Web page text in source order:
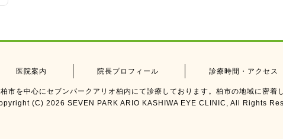
医院案内 院長プロフィール 診療時間・アクセス
市を中心にセブンパークアリオ柏内にて診療しております。柏市の地域に密着
(C) 2026 SEVEN PARK ARIO KASHIWA EYE CLINIC, All Rights